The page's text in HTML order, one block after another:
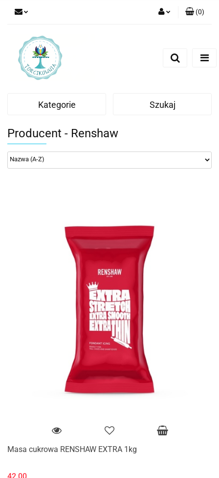
(0)
Kategorie Szukaj
Producent - Renshaw
Masa cukrowa RENSHAW EXTRA 1kg